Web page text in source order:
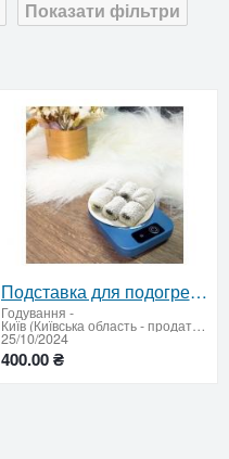
Показати фільтри
Подставка для подогрева чашки
Годування -
Київ (Київська область - продати купити)
25/10/2024
400.00 ₴